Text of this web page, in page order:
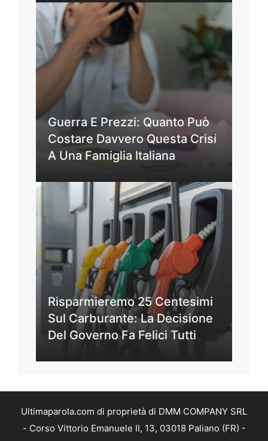
Guerra E Prezzi: Quanto Può
Costare Davvero Questa Crisi
A Una Famiglia Italiana
Risparmieremo 25 Centesimi
Sul Carburante: La Decisione
Del Governo Fa Felici Tutti
Ultimaparola.com di proprietà di DMM COMPANY SRL
- Corso Vittorio Emanuele II, 13, 03018 Paliano (FR) -